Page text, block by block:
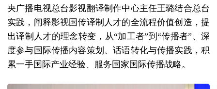
央广播电视总台影视翻译制作中心主任王璐结合总台
实践，阐释影视国传译制人才的全流程价值创造，提
出译制人才的理念转变，从“加工者”到“传播者”、深
度参与国际传播内容策划、话语转化与传播实践，积
累一手国际产业经验、服务国家国际传播战略。